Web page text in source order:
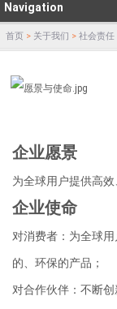
Navigation
首页 > 关于我们 > 社会责任
企业愿景
为全球用户提供高效
企业使命
对消费者：为全球
的、环保的产品；
对合作伙伴：不断